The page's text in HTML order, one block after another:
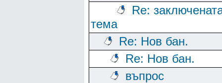
Re:
тема
Re: Нов бан.
Re: Нов бан.
въпрос